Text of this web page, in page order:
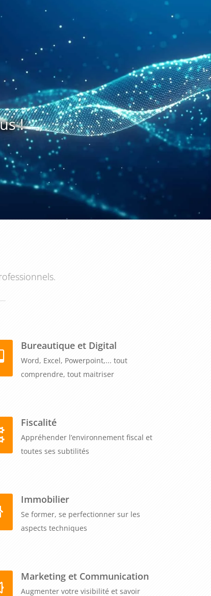
!
Bureautique et Digital
Word, Excel, Powerpoint,... tout
comprendre, tout maitriser
Fiscalité
Appréhender l’environnement fiscal et
toutes ses subtilités
Immobilier
Se former, se perfectionner sur les
aspects techniques
Marketing et Communication
Augmenter votre visibilité et savoir